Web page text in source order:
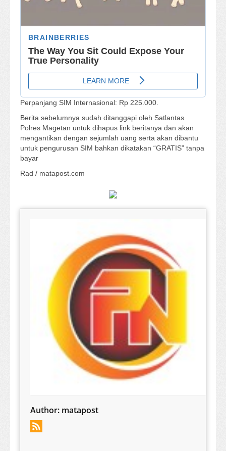
Perpanjang SIM Internasional: Rp 225.000.
Berita sebelumnya sudah ditanggapi oleh Satlantas
Polres Magetan untuk dihapus link beritanya dan akan
mengantikan dengan sejumlah uang serta akan dibantu
untuk pengurusan SIM bahkan dikatakan “GRATIS” tanpa
bayar
Rad / matapost.com
Author: matapost